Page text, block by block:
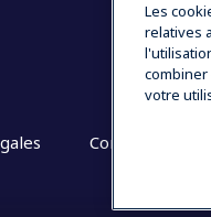
Conditions
Les
relatives
votre